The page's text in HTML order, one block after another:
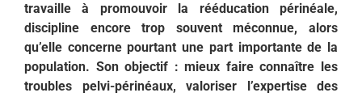
travaille à promouvoir la rééducation périnéale,
discipline encore trop souvent méconnue, alors
qu’elle concerne pourtant une part importante de la
population. Son objectif : mieux faire connaître les
troubles pelvi-périnéaux, valoriser l’expertise des